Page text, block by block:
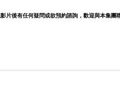
後有任何疑問或欲預約諮詢，歡迎與本集團